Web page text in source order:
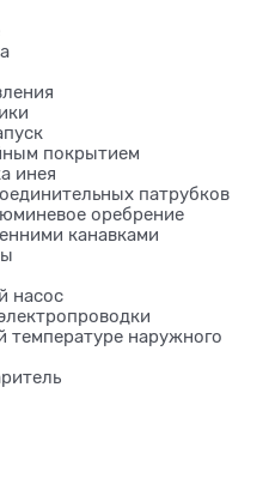
покрытием
инея
патрубков
оребрение
канавками
насос
температуре наружного